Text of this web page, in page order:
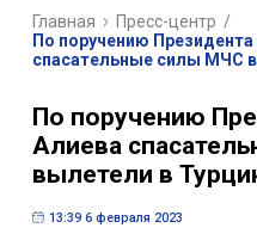
Главная Пресс-центр /
По поручению
спасательные силы МЧС
По поручению
Алиева
вылетели в
13:39 6 февраля 2023